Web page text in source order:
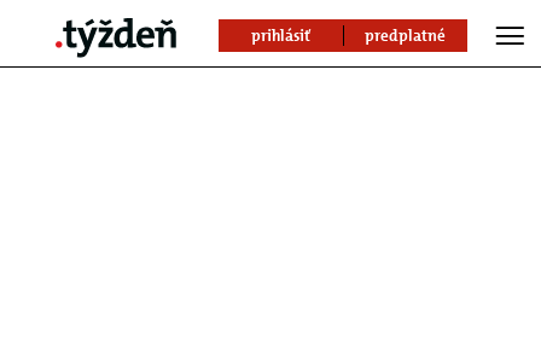
prihlásiť predplatné